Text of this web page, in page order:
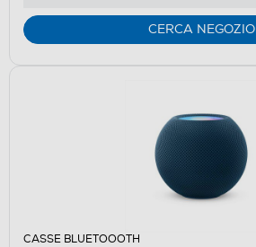
CERCA NEGOZIO
CASSE BLUETOOOTH